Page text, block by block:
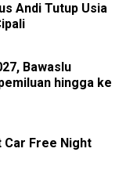
Andi Tutup Usia
Bawaslu
hingga ke
Car Free Night